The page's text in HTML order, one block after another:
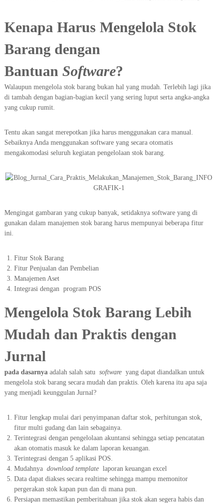
Kenapa Harus Mengelola Stok
Barang dengan
Bantuan Software?
Walaupun mengelola stok barang bukan hal yang mudah. Terlebih lagi jika
di tambah dengan bagian-bagian kecil yang sering luput serta angka-angka
yang cukup rumit.
Tentu akan sangat merepotkan jika harus menggunakan cara manual.
Sebaiknya Anda menggunakan software yang secara otomatis
mengakomodasi seluruh kegiatan pengelolaan stok barang.
Mengingat gambaran yang cukup banyak, setidaknya software yang di
gunakan dalam manajemen stok barang harus mempunyai beberapa fitur
ini.
Fitur Stok Barang
Fitur Penjualan dan Pembelian
Manajemen Aset
Integrasi dengan program POS
Mengelola Stok Barang Lebih
Mudah dan Praktis dengan
Jurnal
pada dasarnya adalah salah satu softwareyang dapat diandalkan untuk
mengelola stok barang secara mudah dan praktis. Oleh karena itu apa saja
yang menjadi keunggulan Jurnal?
Fitur lengkap mulai dari penyimpanan daftar stok, perhitungan stok,
fitur multi gudang dan lain sebagainya.
Terintegrasi dengan pengelolaan akuntansi sehingga setiap pencatatan
akan otomatis masuk ke dalam laporan keuangan.
Terintegrasi dengan 5 aplikasi POS.
Mudahnya download templatelaporan keuangan excel
Data dapat diakses secara realtime sehingga mampu memonitor
pergerakan stok kapan pun dan di mana pun.
Persiapan memastikan pemberitahuan jika stok akan segera habis dan